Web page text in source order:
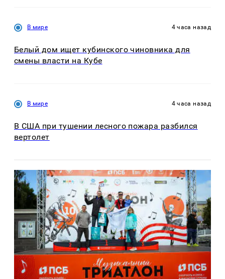
В мире 4 часа назад
Белый дом ищет кубинского чиновника для
смены власти на Кубе
В мире 4 часа назад
В США при тушении лесного пожара разбился
вертолет